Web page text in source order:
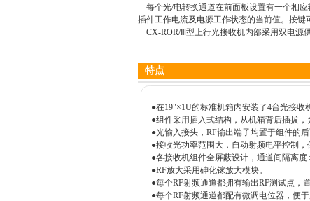
每个光/电转换通道在前面板设置有一个相应
插件工作电流及电源工作状态的当前值。按键
CX-ROR/Ⅲ型上行光接收机内部采用双电源
特点
●在19"×1U的标准机箱内安装了4台光接收
●组件采用插入式结构，从机箱背后插拔
●光输入接头，RF输出端子均置于组件的
●接收光功率范围大，自动射频电平控制，
●各接收机组件全屏蔽设计，通道间隔离度
●RF放大采用砷化镓放大模块。
●每个RF射频通道都拥有输出RF测试点，
●每个RF射频通道都配有微调电位器，便